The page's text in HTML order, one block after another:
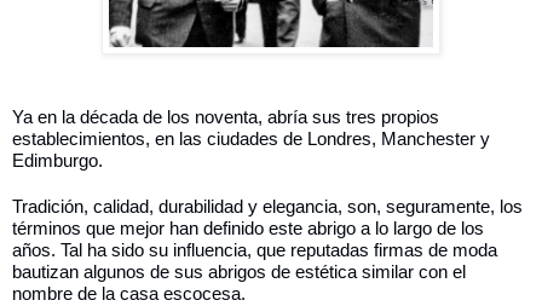
Ya en la década de los noventa, abría sus tres propios
establecimientos, en las ciudades de Londres, Manchester y
Edimburgo.
Tradición, calidad, durabilidad y elegancia, son, seguramente, los
términos que mejor han definido este abrigo a lo largo de los
años. Tal ha sido su influencia, que reputadas firmas de moda
bautizan algunos de sus abrigos de estética similar con el
nombre de la casa escocesa.